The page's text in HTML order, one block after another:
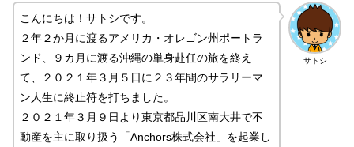
サトシ
こんにちは！サトシです。
２年２か月に渡るアメリカ・オレゴン州ポートラ
ンド、９カ月に渡る沖縄の単身赴任の旅を終え
て、２０２１年３月５日に２３年間のサラリーマ
ン人生に終止符を打ちました。
２０２１年３月９日より東京都品川区南大井で不
動産を主に取り扱う「Anchors株式会社」を起業し